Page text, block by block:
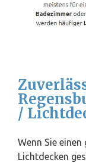
/
Wenn Sie
Lichtdecken